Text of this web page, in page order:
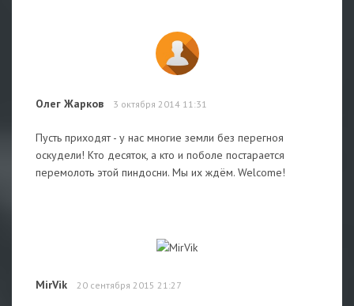
Олег Жарков 3 октября 2014 11:31
Пусть приходят - у нас многие земли без перегноя
оскудели! Кто десяток, а кто и поболе постарается
перемолоть этой пиндосни. Мы их ждём. Welcome!
MirVik 20 сентября 2015 21:27